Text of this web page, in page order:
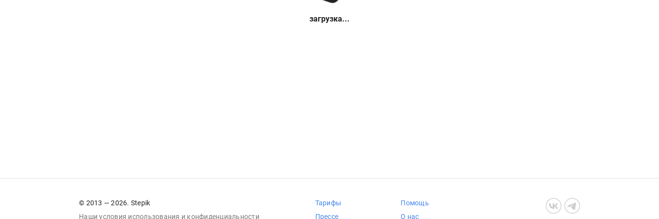
загрузка...
© 2013 — 2026. Stepik
Наши условия использования и конфиденциальности
Тарифы
Прессе
Помощь
О нас